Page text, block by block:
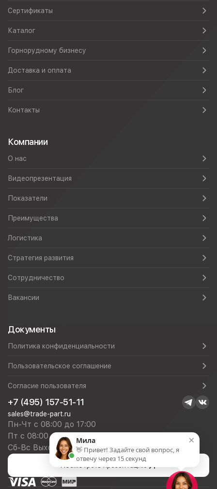
Сертификаты
Каталог
Горнорудному бизнесу
Доставка и оплата
Блог
Контакты
Компании
О нас
Видеопрезентация
Показатели
Преимущества
Логистика
Стратегия развития
Сотрудничество
Вакансии
Документы
Политика конфиденциальности
Пользовательское соглашение
Согласие пользователя
+7 (495) 157-51-11
sales@trade-part.ru
Пн-Чт с 08:00 до 17:00
Пт с 08:00 до 16:00
Сб-Вс Выходной
×
Мила
👋 Привет! Задайте свой вопрос, я
отвечу через 15 секунд